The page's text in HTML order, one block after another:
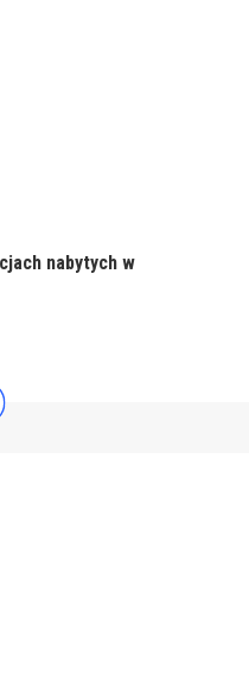
nabytych w